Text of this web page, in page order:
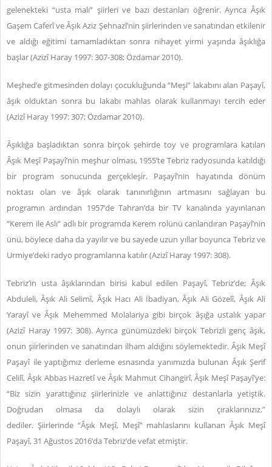
gelenekteki “usta malı” şiirleri ve bazı destanları öğrenir. Ayrıca Âşık
Gaşem Caferî ve Âşık Aziz Şehnazî’nin şiirlerinden ve sanatından etkilenir
ve aldığı eğitimi tamamladıktan sonra nihayet yirmi yaşında âşıklığa
başlar (Azizî Haray 1997: 307-308; Özdamar 2010).
Meşhed’e gitmesinden dolayı çocukluğunda “Meşi” lakabını alan Paşayî,
âşık olduktan sonra bu lakabı mahlas olarak kullanmayı tercih eder
(Azizî Haray 1997: 307; Özdamar 2010).
Âşıklığa başladıktan sonra birçok şehirde toy ve programlara katılan
Âşık Meşî Paşayî’nin meşhur olması, 1955’te Tebriz radyosunda katıldığı
bir program sonucunda gerçekleşir. Paşayî’nin hayatında dönüm
noktası olan ve âşık olarak tanınırlığının artmasını sağlayan bu
programın ardından 1957’de Tahran’da bir TV kanalında yayınlanan
“Kerem ile Aslı” adlı bir programda Kerem rolünü canlandıran Paşayî’nin
ünü, böylece daha da yayılır ve bu sayede uzun yıllar boyunca Tebriz ve
Urmiye’deki radyo programlarına katılır (Azizî Haray 1997: 308).
Tebriz’in usta âşıklarından birisi kabul edilen Paşayî, Tebriz’de; Âşık
Abduleli, Âşık Ali Selimî, Âşık Hacı Ali İbadiyan, Âşık Ali Gözelî, Âşık Ali
Yarayî ve Âşık Mehemmed Molalariya gibi birçok âşığa ustalık yapar
(Azizî Haray 1997: 308). Ayrıca günümüzdeki birçok Tebrizli genç âşık,
onun şiirlerinden ve sanatından ilham aldığını söylemektedir. Âşık Meşî
Paşayî ile yaptığımız derleme esnasında yanımızda bulunan Âşık Şerif
Celilî, Âşık Abbas Hazretî ve Âşık Mahmut Cihangirî, Âşık Meşî Paşayî’ye:
“Biz sizin yarattığınız şiirlerinizle ve anlattığınız destanlarla yetiştik.
Doğrudan olmasa da dolaylı olarak sizin çıraklarınızız.”
dediler. Şiirlerinde “Âşık Meşî, Meşî” mahlaslarını kullanan Âşık Meşî
Paşayî, 31 Ağustos 2016’da Tebriz’de vefat etmiştir.